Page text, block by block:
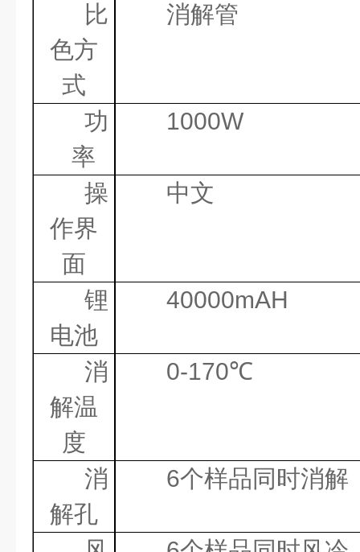
比
色方
式
消解管
功
率
1000W
操
作界
面
中文
锂
电池
40000mAH
消
解温
度
0-170℃
消
解孔
6个样品同时消解